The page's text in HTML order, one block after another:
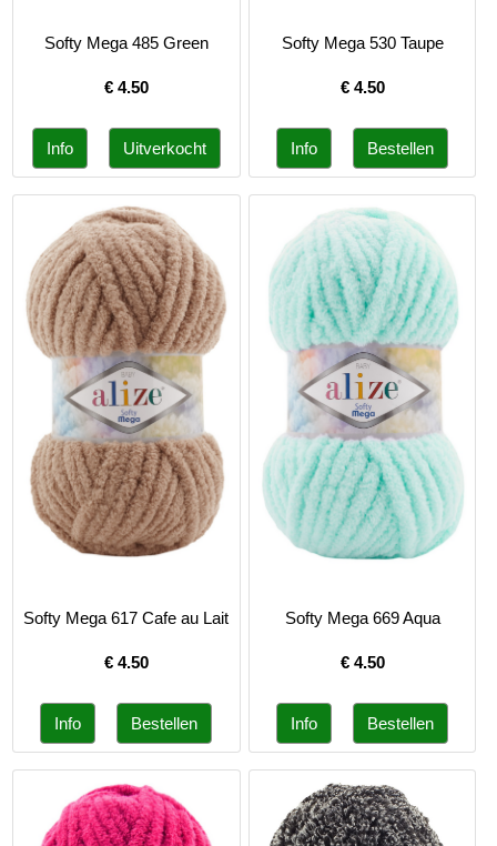
Softy Mega 485 Green
€ 4.50
Softy Mega 530 Taupe
€ 4.50
Softy Mega 617 Cafe au Lait
€ 4.50
Softy Mega 669 Aqua
€ 4.50